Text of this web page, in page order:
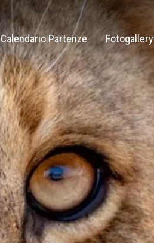
Calendario Partenze Fotogallery